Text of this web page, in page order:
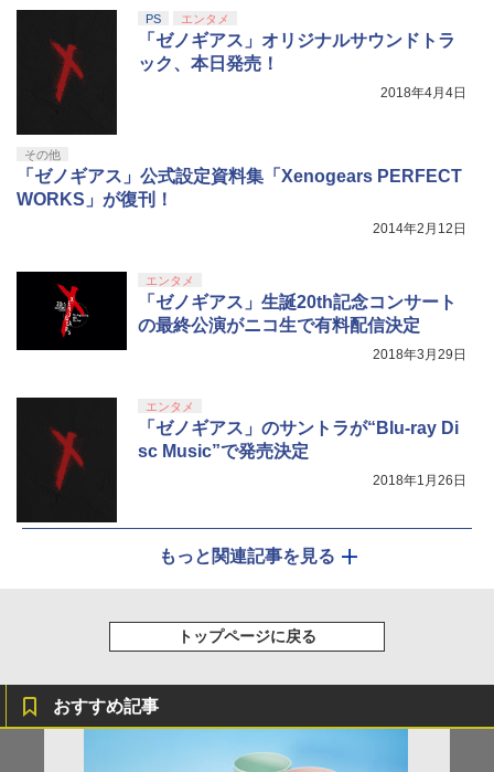
PS エンタメ
「ゼノギアス」オリジナルサウンドトラ
ック、本日発売！
2018年4月4日
その他
「ゼノギアス」公式設定資料集「Xenogears PERFECT
WORKS」が復刊！
2014年2月12日
エンタメ
「ゼノギアス」生誕20th記念コンサート
の最終公演がニコ生で有料配信決定
2018年3月29日
エンタメ
「ゼノギアス」のサントラが“Blu-ray Di
sc Music”で発売決定
2018年1月26日
もっと関連記事を見る
トップページに戻る
おすすめ記事